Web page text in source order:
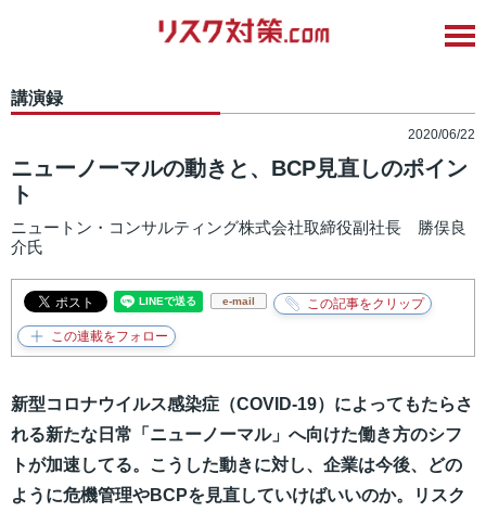
講演録
2020/06/22
ニューノーマルの動きと、BCP見直しのポイン
ト
ニュートン・コンサルティング株式会社取締役副社長 勝俣良
介氏
e-mail
新型コロナウイルス感染症（COVID-19）によってもたらさ
れる新たな日常「ニューノーマル」へ向けた働き方のシフ
トが加速してる。こうした動きに対し、企業は今後、どの
ように危機管理やBCPを見直していけばいいのか。リスク